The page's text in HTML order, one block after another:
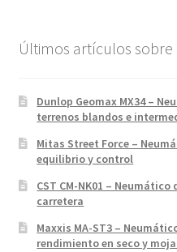
Últimos artículos
Dunlop Geomax MX34 –
terrenos blandos e
Mitas Street Force –
equilibrio y control
CST CM-NK01 –
carretera
Maxxis MA-ST3 –
rendimiento en seco y